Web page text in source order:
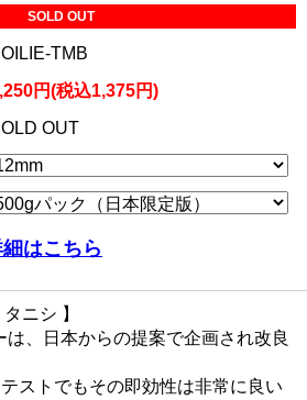
SOLD OUT
TMB
円(税込1,375円)
OUT
はこちら
ニシ 】
は、日本からの提案で企画され改良
ストでもその即効性は非常に良い